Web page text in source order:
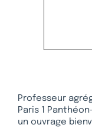
Professeur
Paris 1
un ouvrage